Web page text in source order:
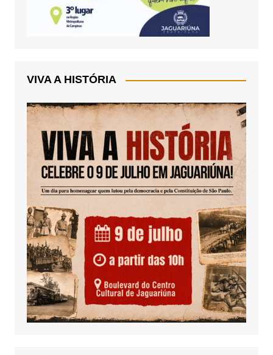
VIVA A HISTÓRIA